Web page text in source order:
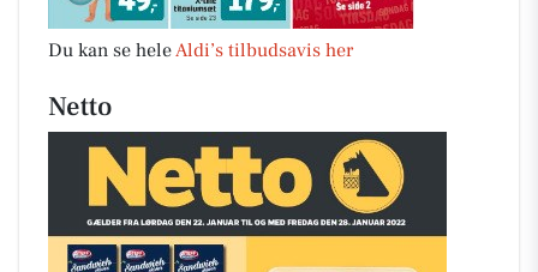
Du kan se heleAldi’s tilbudsavis her
Netto